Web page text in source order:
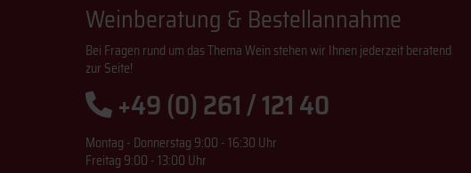
Weinberatung & Bestellannahme
Bei Fragen rund um das Thema Wein stehen wir Ihnen jederzeit beratend
zur Seite!
+49 (0) 261 / 121 40
Montag - Donnerstag 9:00 - 16:30 Uhr
Freitag 9:00 - 13:00 Uhr